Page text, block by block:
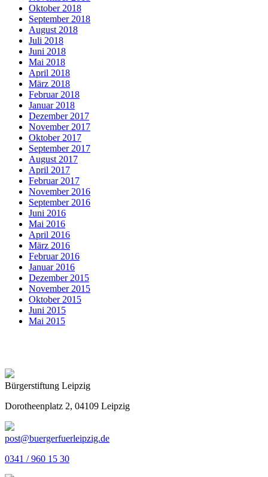
Oktober 2018
September 2018
August 2018
Juli 2018
Juni 2018
Mai 2018
April 2018
März 2018
Februar 2018
Januar 2018
Dezember 2017
November 2017
Oktober 2017
September 2017
August 2017
April 2017
Februar 2017
November 2016
September 2016
Juni 2016
Mai 2016
April 2016
März 2016
Februar 2016
Januar 2016
Dezember 2015
November 2015
Oktober 2015
Juni 2015
Mai 2015
Bürgerstiftung Leipzig
Dorotheenplatz 2, 04109 Leipzig
post@buergerfuerleipzig.de
0341 / 960 15 30